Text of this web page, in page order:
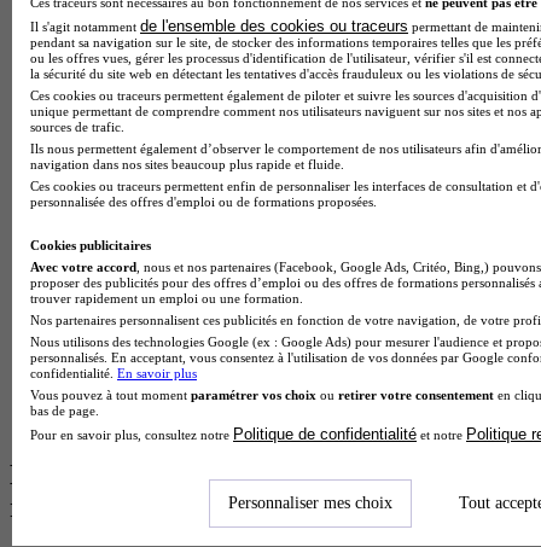
BTS Esf en alternance
BTS Dietetique en alternance
BTS Mco en alternance
BTS Pi en alternance
BTS Sp3s en alternance
Master CCA en alternance
BTS Ndrc en alternance
BTS Sam en alternance
Cap Fleuriste en alternance
BTS Sio en alternance
BTS Gpme en alternance
Cap Electricien en alternance
BTS Gpn en alternance
BTS Domotique en alternance
BAC Pro Agora en alternance
BTS Sta en alternance
BTS Iris en alternance
BTS Tpl en alternance
BTS Ati en alternance
Les diplômes par filière les plus
recherchés
Il s'agit notamment de l'ensemble des cookies ou traceurs permettant de
pendant sa navigation sur le site, de stocker des informations temporaires telles que les
ou les offres vues, gérer les processus d'identification de l'utilisateur, vérifier s'il est
la sécurité du site web en détectant les tentatives d'accès frauduleux ou les violations de
Ces cookies ou traceurs permettent également de piloter et suivre les sources d'acquisition
unique permettant de comprendre comment nos utilisateurs naviguent sur nos sites et nos
sources de trafic.
Ils nous permettent également d’observer le comportement de nos utilisateurs afin
navigation dans nos sites beaucoup plus rapide et fluide.
Ces cookies ou traceurs permettent enfin de personnaliser les interfaces de consultation et
personnalisée des offres d'emploi ou de formations proposées.
Cookies publicitaires
Avec votre accord , nous et nos partenaires (Facebook, Google Ads, Critéo, Bing,)
proposer des publicités pour des offres d’emploi ou des offres de formations
trouver rapidement un emploi ou une formation.
Nos partenaires personnalisent ces publicités en fonction de votre navigation, de votre
Nous utilisons des technologies Google (ex : Google Ads) pour mesurer l'audience et
personnalisés. En acceptant, vous consentez à l'utilisation de vos données par Google
confidentialité. En savoir plus
Vous pouvez à tout moment paramétrer vos choix ou retirer votre consentement en
bas de page.
Pour en savoir plus, consultez notre Politique de confidentialité et notre Politique
Personnaliser mes choix Tout